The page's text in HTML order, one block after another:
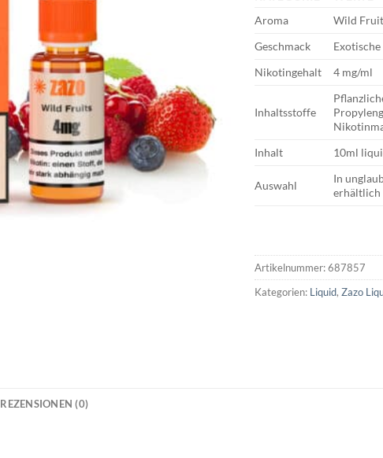
Aroma
Wild
Geschmack
Nikotingehalt
4 mg/ml
Inhaltsstoffe
Inhalt
10ml
Auswahl
In
erhältlich
Artikelnummer:687857
Kategorien: Liquid, Zazo
REZENSIONEN (0)